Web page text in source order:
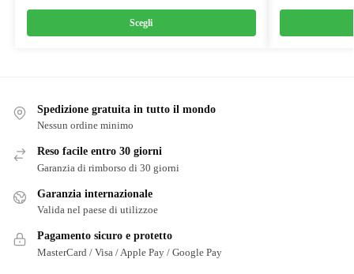
Scegli
Spedizione gratuita in tutto il mondo
Nessun ordine minimo
Reso facile entro 30 giorni
Garanzia di rimborso di 30 giorni
Garanzia internazionale
Valida nel paese di utilizzoe
Pagamento sicuro e protetto
MasterCard / Visa / Apple Pay / Google Pay